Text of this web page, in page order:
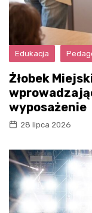
Edukacja
Żłobek
wyposażenie
28 lipca 2026